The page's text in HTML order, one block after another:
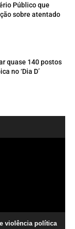
Público que
sobre atentado
quase 140 postos
no ‘Dia D’
violência política